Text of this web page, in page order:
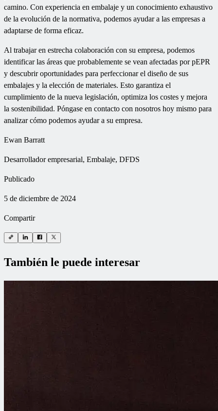
camino. Con experiencia en embalaje y un conocimiento exhaustivo
de la evolución de la normativa, podemos ayudar a las empresas a
adaptarse de forma eficaz.
Al trabajar en estrecha colaboración con su empresa, podemos
identificar las áreas que probablemente se vean afectadas por pEPR
y descubrir oportunidades para perfeccionar el diseño de sus
embalajes y la elección de materiales. Esto garantiza el
cumplimiento de la nueva legislación, optimiza los costes y mejora
la sostenibilidad. Póngase en contacto con nosotros hoy mismo para
analizar cómo podemos ayudar a su empresa.
Ewan Barratt
Desarrollador empresarial, Embalaje, DFDS
Publicado
5 de diciembre de 2024
Compartir
También le puede interesar